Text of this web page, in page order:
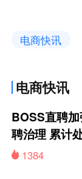
电商快讯
电商快讯
BOSS直聘
聘治理 累计
1384